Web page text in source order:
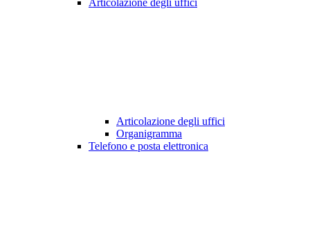
Articolazione degli uffici
Articolazione degli uffici
Organigramma
Telefono e posta elettronica